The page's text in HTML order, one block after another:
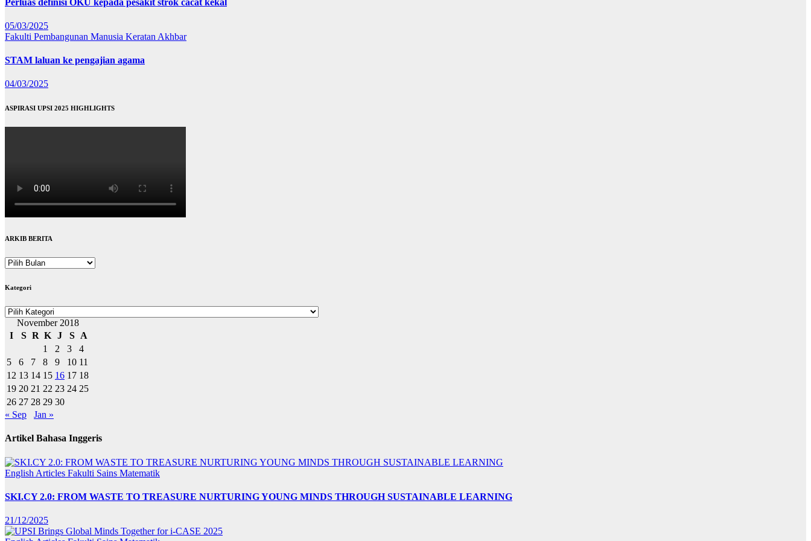
05/03/2025
Fakulti Pembangunan Manusia Keratan Akhbar
STAM laluan ke pengajian agama
04/03/2025
ASPIRASI UPSI 2025 HIGHLIGHTS
ARKIB BERITA
ARKIB
Kategori
Kategori
November 2018
I
S R K J S
A
1
2 3
4
5
6 7 8 9 10 11
12 13 14 15 16 17 18
19 20 21 22 23 24 25
26 27 28 29 30
« Sep
Jan »
Artikel Bahasa Inggeris
English Articles Fakulti Sains Matematik
SKI.CY 2.0: FROM WASTE TO TREASURE NURTURING YOUNG MINDS THROUGH SUSTAINABLE LEARNING
21/12/2025